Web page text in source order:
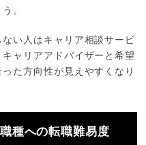
。
い人はキャリア相談サービ
ャリアアドバイザーと希望
た方向性が見えやすくなり
種への転職難易度